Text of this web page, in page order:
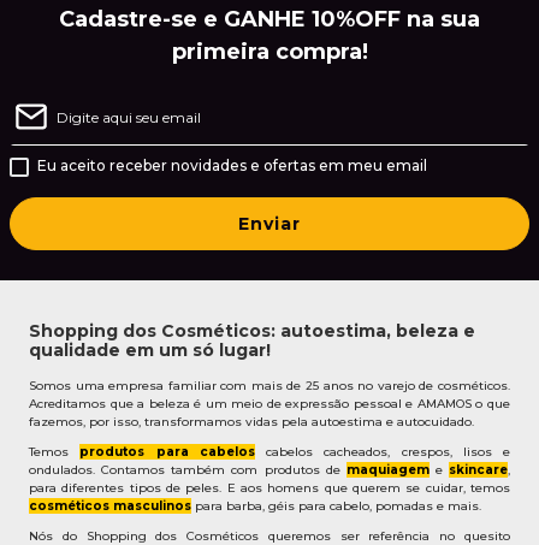
Cadastre-se e GANHE 10%OFF na sua
primeira compra!
Eu aceito receber novidades e ofertas em meu email
Enviar
Shopping dos Cosméticos: autoestima, beleza e
qualidade em um só lugar!
Somos uma empresa familiar com mais de 25 anos no varejo de cosméticos.
Acreditamos que a beleza é um meio de expressão pessoal e AMAMOS o que
fazemos, por isso, transformamos vidas pela autoestima e autocuidado.
Temos produtos para cabeloscabelos cacheados, crespos, lisos e
ondulados. Contamos também com produtos de maquiageme skincare,
para diferentes tipos de peles. E aos homens que querem se cuidar, temos
cosméticos masculinos para barba, géis para cabelo, pomadas e mais.
Nós do Shopping dos Cosméticos queremos ser referência no quesito